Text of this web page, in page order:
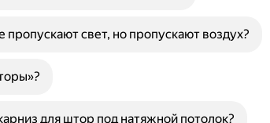
свет, но пропускают воздух?
для штор под натяжной потолок?